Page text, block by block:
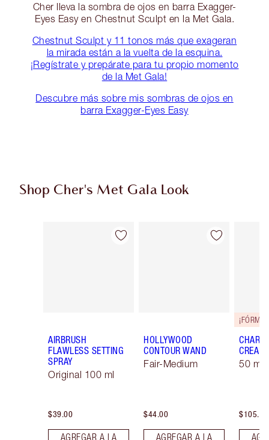
Cher lleva la sombra de ojos en barra Exagger-
Eyes Easy en Chestnut Sculpt en la Met Gala.
Chestnut Sculpt y 11 tonos más que exageran
la mirada están a la vuelta de la esquina.
¡Regístrate y prepárate para tu propio momento
de la Met Gala!
Descubre más sobre mis sombras de ojos en
barra Exagger-Eyes Easy
Shop Cher's Met Gala Look
Artículo 1 de 16
AIRBRUSH
FLAWLESS SETTING
SPRAY
Original 100 ml
$39.00
AGREGAR A LA
Artículo 2 de 16
HOLLYWOOD
CONTOUR WAND
Fair-Medium
$44.00
AGREGAR A LA
CREAM
50 ml
$105.00